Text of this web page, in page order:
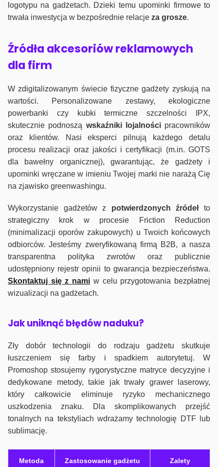
logotypu na gadżetach. Dzieki temu upominki firmowe to
trwała inwestycja w bezpośrednie relacje za grosze.
Źródła akcesoriów reklamowych
dla firm
W zdigitalizowanym świecie fizyczne gadżety zyskują na
wartości. Personalizowane zestawy, ekologiczne
powerbanki czy kubki termiczne szczelności IPX,
skutecznie podnoszą wskaźniki lojalnościpracowników
oraz klientów. Nasi eksperci pilnują każdego detalu
procesu realizacji oraz jakości i certyfikacji (m.in. GOTS
dla bawełny organicznej), gwarantując, że gadżety i
upominki wręczane w imieniu Twojej marki nie narażą Cię
na zjawisko greenwashingu.
Wykorzystanie gadżetów z potwierdzonych źródełto
strategiczny krok w procesie Friction Reduction
(minimalizacji oporów zakupowych) u Twoich końcowych
odbiorców. Jesteśmy zweryfikowaną firmą B2B, a nasza
transparentna polityka zwrotów oraz publicznie
udostępniony rejestr opinii to gwarancja bezpieczeństwa.
Skontaktuj się z nami w celu przygotowania bezpłatnej
wizualizacji na gadżetach.
Jak uniknąć błędów naduku?
Zły dobór technologii do rodzaju gadżetu skutkuje
łuszczeniem się farby i spadkiem autorytetuj. W
Promoshop stosujemy rygorystyczne matryce decyzyjne i
dedykowane metody, takie jak trwały grawer laserowy,
który całkowicie eliminuje ryzyko mechanicznego
uszkodzenia znaku. Dla skomplikowanych przejść
tonalnych na tekstyliach wdrażamy technologię DTF lub
sublimację.
Metoda Zastosowanie gadżetu Zalety